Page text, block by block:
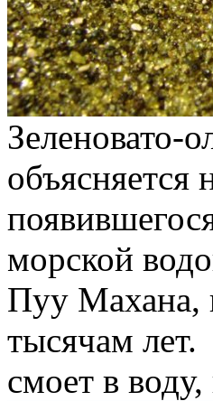
Зеленовато-
морской
Пуу Махана,
тысячам лет.
смоет в